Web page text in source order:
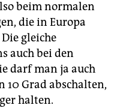
beim normalen
die in Europa
gleiche
auch bei den
darf man ja auch
Grad abschalten,
halten.